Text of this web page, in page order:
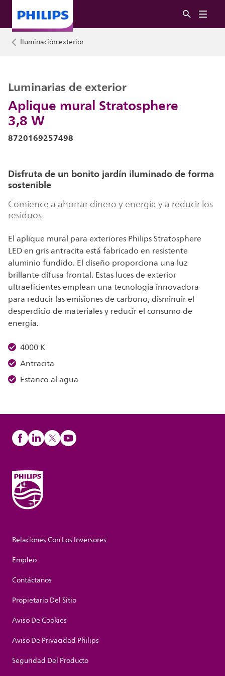
Iluminación exterior
Aplique mural Stratosphere
3,8 W
Luminarias de exterior
8720169257498
Disfruta de un bonito jardín iluminado de forma
sostenible
Comience a ahorrar dinero y energía y a reducir los
residuos
El aplique mural para exteriores Philips Stratosphere
LED en gris antracita está fabricado en resistente
aluminio fundido. El diseño proporciona una luz
brillante difusa frontal. Estas luces de exterior
ultraeficientes emplean una tecnología innovadora
para reducir las emisiones de carbono, disminuir el
desperdicio de materiales y reducir el consumo de
energía.
4000 K
Antracita
Estanco al agua
Relaciones Con Los Inversores
Empleo
Contáctanos
Propietario Del Sitio
Aviso De Cookies
Aviso De Privacidad Philips
Seguridad Del Producto